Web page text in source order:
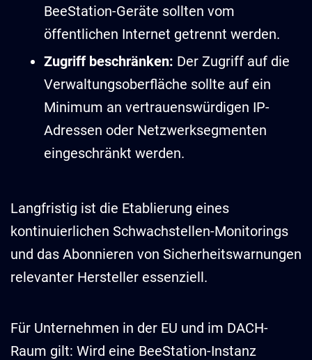
BeeStation-Geräte sollten vom
öffentlichen Internet getrennt werden.
Zugriff beschränken: Der Zugriff auf die
Verwaltungsoberfläche sollte auf ein
Minimum an vertrauenswürdigen IP-
Adressen oder Netzwerksegmenten
eingeschränkt werden.
Langfristig ist die Etablierung eines
kontinuierlichen Schwachstellen-Monitorings
und das Abonnieren von Sicherheitswarnungen
relevanter Hersteller essenziell.
Für Unternehmen in der EU und im DACH-
Raum gilt: Wird eine BeeStation-Instanz